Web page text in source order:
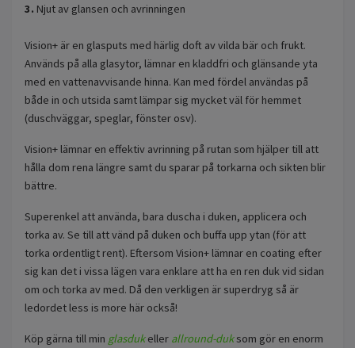
3. Njut av glansen och avrinningen
Vision+ är en glasputs med härlig doft av vilda bär och frukt.
Används på alla glasytor, lämnar en kladdfri och glänsande yta
med en vattenavvisande hinna. Kan med fördel användas på
både in och utsida samt lämpar sig mycket väl för hemmet
(duschväggar, speglar, fönster osv).
Vision+ lämnar en effektiv avrinning på rutan som hjälper till att
hålla dom rena längre samt du sparar på torkarna och sikten blir
bättre.
Superenkel att använda, bara duscha i duken, applicera och
torka av. Se till att vänd på duken och buffa upp ytan (för att
torka ordentligt rent). Eftersom Vision+ lämnar en coating efter
sig kan det i vissa lägen vara enklare att ha en ren duk vid sidan
om och torka av med. Då den verkligen är superdryg så är
ledordet less is more här också!
Köp gärna till min glasdukeller allround-duksom gör en enorm